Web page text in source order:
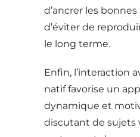
d’ancrer les
d’éviter de
le long terme.
Enfin, l’interaction
natif favorise un
dynamique et
discutant de sujets